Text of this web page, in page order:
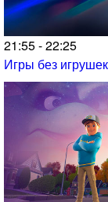
21:55 - 22:25
Игры без игрушек